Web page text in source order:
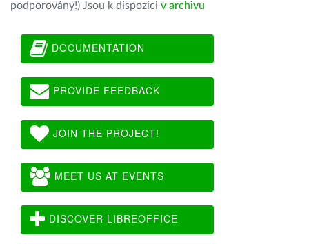
podporovány!) Jsou k dispozici v archivu
DOCUMENTATION
PROVIDE FEEDBACK
JOIN THE PROJECT!
MEET US AT EVENTS
DISCOVER LIBREOFFICE